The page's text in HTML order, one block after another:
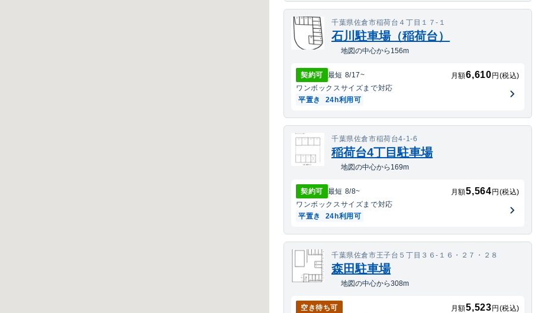
千葉県佐倉市稲荷台４丁目１７-１
石川駐車場（稲荷台）
地図の中心から156m
契約可 最短 8/17~ 月額6,610 円(税込)
ワンボックスサイズまで対応
平置き
24h利用可
千葉県佐倉市稲荷台4-1-6
稲荷台4丁目駐車場
地図の中心から169m
契約可 最短 8/8~ 月額5,564 円(税込)
ワンボックスサイズまで対応
平置き
24h利用可
千葉県佐倉市王子台５丁目３６-１６・２７・２８
森田駐車場
地図の中心から308m
空き待ち可 月額5,523 円(税込)